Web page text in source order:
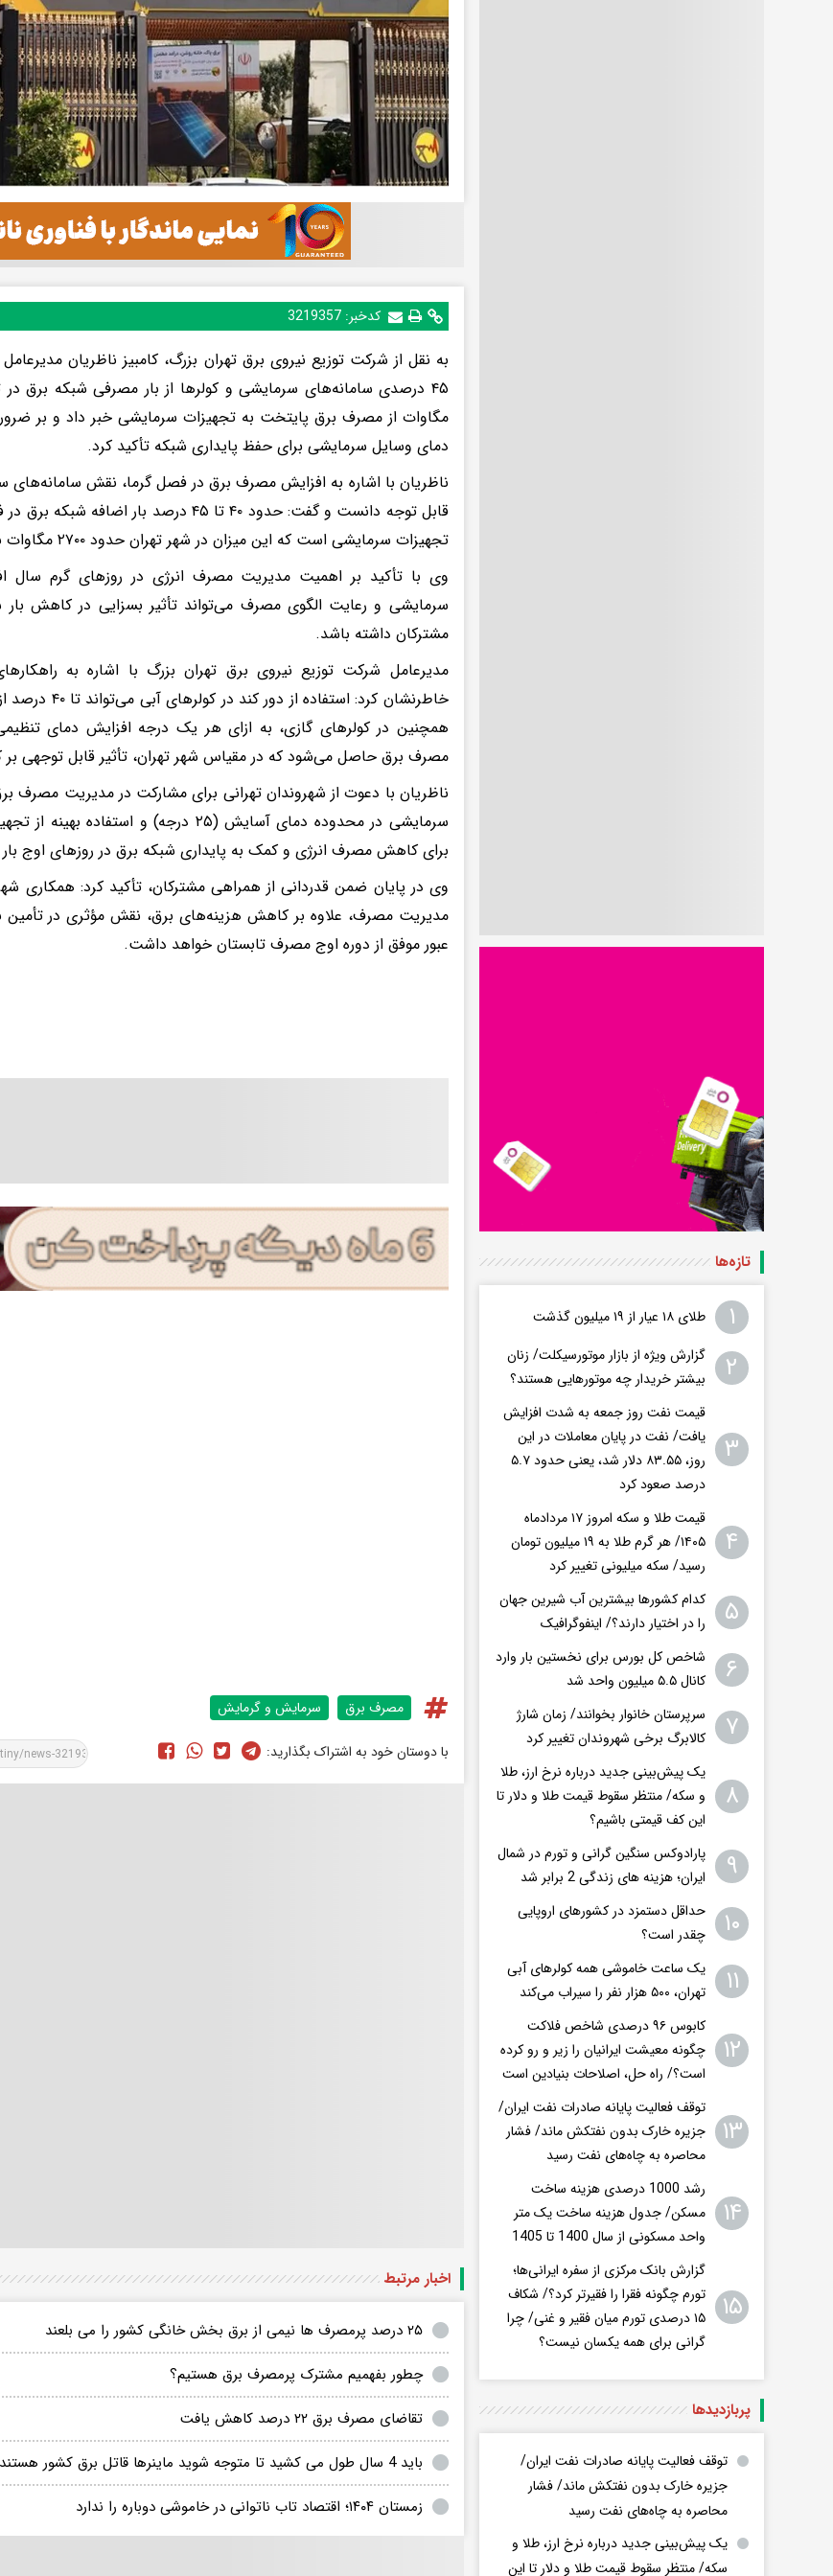
کدخبر:3219357
مگاوات از مصرف برق پایتخت به تجهیزات سرمایشی خبر داد و بر
دمای وسایل سرمایشی برای حفظ پایداری شبکه تأکید کرد.
ناظریان با اشاره به افزایش مصرف برق در فصل گرما، نقش سامانه‌های
قابل توجه دانست و گفت: حدود ۴۰ تا ۴۵ درصد
تجهیزات سرمایشی است که این میزان در شهر تهران حدود ۲۷۰۰ مگاوات برآورد می‌شود.
وی با تأکید بر اهمیت مدیریت مصرف انرژی در روزهای گرم سال
سرمایشی و رعایت الگوی مصرف می‌تواند تأثیر بسزایی در کاهش
مشترکان داشته باشد.
مدیرعامل شرکت توزیع نیروی برق تهران بزرگ با اشاره به
خاطرنشان کرد:
مصرف برق حاصل می‌شود که در مقیاس شهر تهران، تأثیر قابل توجهی بر
ناظریان با دعوت از شهروندان تهرانی برای مشارکت در مدیریت مصرف
سرمایشی در محدوده دمای آسایش (۲۵ درجه) و
برای کاهش مصرف انرژی و کمک به پایداری شبکه برق در روزهای اوج
وی در پایان ضمن قدردانی از همراهی مشترکان، تأکید کرد: همکاری
مدیریت مصرف، علاوه بر کاهش هزینه‌های برق، نقش مؤثری در تأمین
عبور موفق از دوره اوج مصرف تابستان خواهد داشت.
مصرف برق سرمایش و گرمایش
با دوستان خود به اشتراک بگذارید:
اخبار مرتبط
۲۵ درصد پرمصرف ها نیمی از برق بخش خانگی کشور را می بلعند
چطور بفهمیم مشترک پرمصرف برق هستیم؟
تقاضای مصرف برق ۲۲ درصد کاهش یافت
باید 4 سال طول می کشید تا متوجه شوید ماینرها قاتل برق کشور هستند؟
زمستان ۱۴۰۴؛ اقتصاد تاب ناتوانی در خاموشی دوباره را ندارد
تازه‌ها
۱ طلای ۱۸ عیار از ۱۹ میلیون گذشت
۲
گزارش ویژه از بازار موتورسیکلت/ زنان
بیشتر خریدار چه موتورهایی هستند؟
۳
قیمت نفت روز جمعه به شدت افزایش
یافت/ نفت در پایان معاملات در این
روز، ۸۳.۵۵ دلار شد، یعنی حدود ۵.۷
درصد صعود کرد
۴
قیمت طلا و سکه امروز ۱۷ مردادماه
۱۴۰۵/ هر گرم طلا به ۱۹ میلیون تومان
رسید/ سکه میلیونی تغییر کرد
۵
کدام کشورها بیشترین آب شیرین جهان
را در اختیار دارند؟/ اینفوگرافیک
۶
شاخص کل بورس برای نخستین بار وارد
کانال ۵.۵ میلیون واحد شد
۷
سرپرستان خانوار بخوانند/ زمان شارژ
کالابرگ برخی شهروندان تغییر کرد
۸
یک پیش‌بینی جدید درباره نرخ ارز، طلا
و سکه/ منتظر سقوط قیمت طلا و دلار تا
این کف قیمتی باشیم؟
۹
پارادوکس سنگین گرانی و تورم در شمال
ایران؛ هزینه های زندگی 2 برابر ‌شد
۱۰
حداقل دستمزد در کشورهای اروپایی
چقدر است؟
۱۱
یک ساعت خاموشی همه کولرهای آبی
تهران، ۵۰۰ هزار نفر را سیراب می‌کند
۱۲
کابوس ۹۶ درصدی شاخص فلاکت
چگونه معیشت ایرانیان را زیر و رو کرده
است؟/ راه حل، اصلاحات بنیادین است
۱۳
توقف فعالیت پایانه صادرات نفت ایران/
جزیره خارک بدون نفتکش ماند/ فشار
محاصره به چاه‌های نفت رسید
۱۴
رشد 1000 درصدی هزینه ساخت
مسکن/ جدول هزینه ساخت یک متر
واحد مسکونی از سال 1400 تا 1405
۱۵
گزارش بانک مرکزی از سفره ایرانی‌ها؛
تورم چگونه فقرا را فقیرتر کرد؟/ شکاف
۱۵ درصدی تورم میان فقیر و غنی/ چرا
گرانی برای همه یکسان نیست؟
پربازدید‌ها
توقف فعالیت پایانه صادرات نفت ایران/
جزیره خارک بدون نفتکش ماند/ فشار
محاصره به چاه‌های نفت رسید
یک پیش‌بینی جدید درباره نرخ ارز، طلا و
سکه/ منتظر سقوط قیمت طلا و دلار تا این